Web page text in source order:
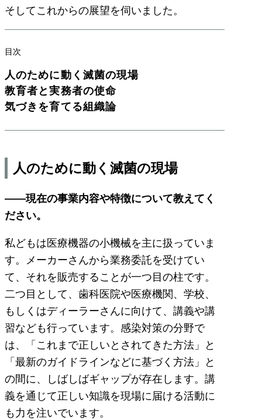
そしてこれからの展望を伺いました。
目次
人のために動く滅菌の現場
教育者と実務者の使命
気づきを育てる組織論
人のために動く滅菌の現場
――現在の事業内容や特徴について教えてく
ださい。
私どもは医療機器の小機械を主に扱っていま
す。メーカーさんから業務委託を受けてい
て、それを販売することが一つ目の柱です。
二つ目として、歯科医院や医療機関、学校、
もしくはディーラーさんに向けて、講義や講
習なども行っています。感染対策の分野で
は、「これまで正しいとされてきた方法」と
「最新のガイドラインなどに基づく方法」と
の間に、しばしばギャップが存在します。講
義を通じて正しい知識を現場に届ける活動に
も力を注いでいます。